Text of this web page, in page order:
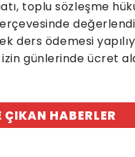
toplu sözleşme
ders ödemesi
günlerinde ücret
ÇIKAN HABERLER